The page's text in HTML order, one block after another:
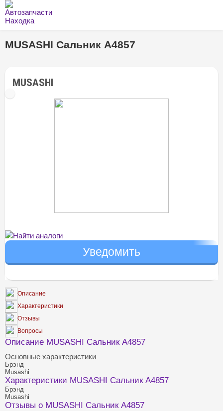
MUSASHI Сальник A4857
MUSASHI
Найти аналоги
Описание
Характеристики
Отзывы
Вопросы
Описание MUSASHI Сальник A4857
Основные характеристики
Брэнд
Musashi
Характеристики MUSASHI Сальник A4857
Брэнд
Musashi
Отзывы о MUSASHI Сальник A4857